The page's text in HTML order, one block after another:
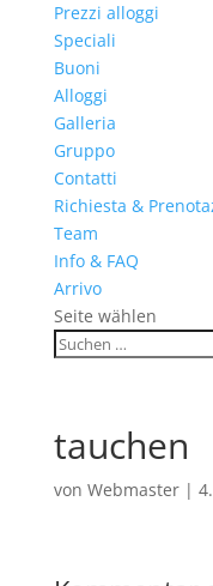
Prezzi alloggi
Speciali
Buoni
Alloggi
Galleria
Gruppo
Contatti
Richiesta &
Team
Info & FAQ
Arrivo
Seite wählen
tauchen
von Webmaster|